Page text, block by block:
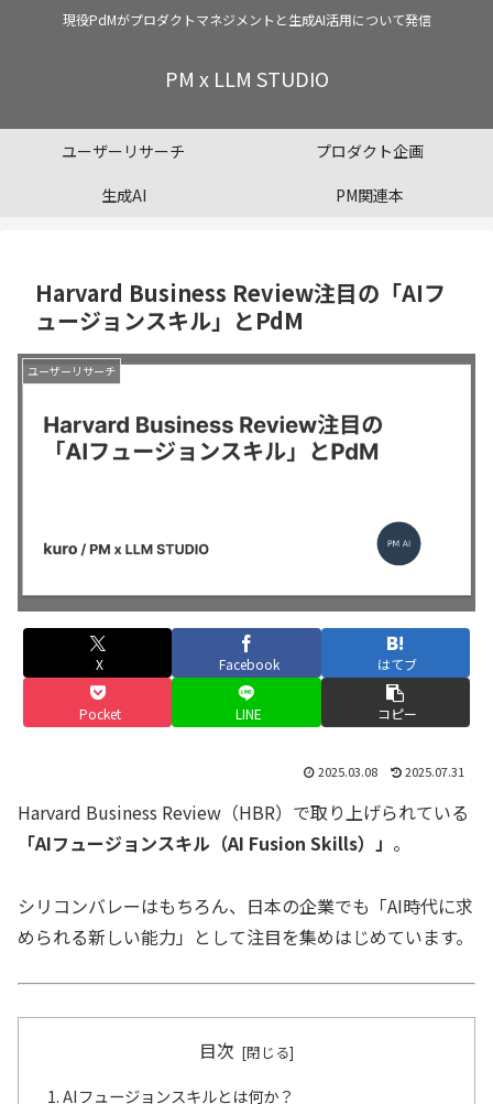
現役PdMがプロダクトマネジメントと生成AI活用について発信
PM x LLM STUDIO
ユーザーリサーチ
プロダクト企画
生成AI
PM関連本
Harvard Business Review注目の「AIフ
ュージョンスキル」とPdM
ユーザーリサーチ
X Facebook はてブ
Pocket LINE コピー
2025.03.08 2025.07.31
Harvard Business Review（HBR）で取り上げられている
「AIフュージョンスキル（AI Fusion Skills）」 。
シリコンバレーはもちろん、日本の企業でも「AI時代に求
められる新しい能力」として注目を集めはじめています。
目次
AIフュージョンスキルとは何か？